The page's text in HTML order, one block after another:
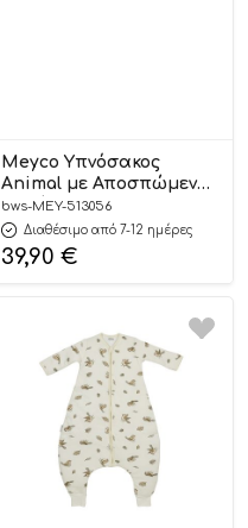
Meyco Υπνόσακος
Animal με Αποσπώμενα
Μανίκια 70cm
bws-MEY-513056
Διαθέσιμο από 7-12 ημέρες
39,90 €